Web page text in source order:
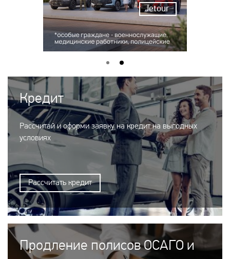
Jetour
Кредит
Рассчитай и оформи заявку на кредит на выгодных
условиях
Рассчитать кредит
Продление полисов ОСАГО и